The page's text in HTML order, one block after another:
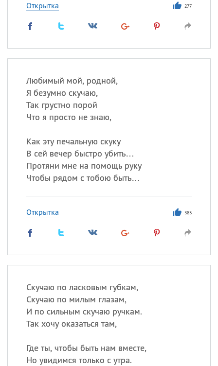
Открытка 277
Любимый мой, родной,
Я безумно скучаю,
Так грустно порой
Что я просто не знаю,
Как эту печальную скуку
В сей вечер быстро убить…
Протяни мне на помощь руку
Чтобы рядом с тобою быть…
Открытка 383
Скучаю по ласковым губкам,
Скучаю по милым глазам,
И по сильным скучаю ручкам.
Так хочу оказаться там,
Где ты, чтобы быть нам вместе,
Но увидимся только с утра.
Алена Анастасия
происхождение